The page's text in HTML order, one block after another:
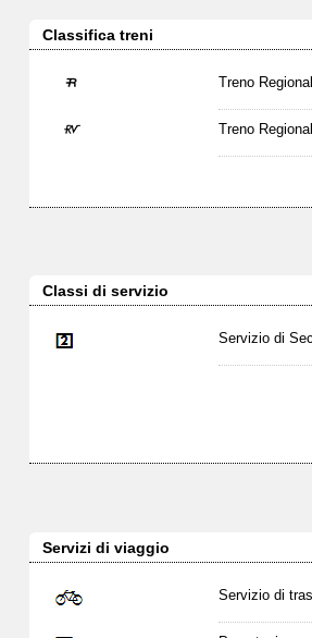
Classifica treni
Treno
Treno
Classi di servizio
Servizio di
Servizi di viaggio
Servizio di